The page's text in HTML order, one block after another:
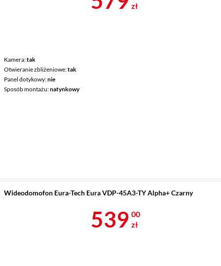
Kamera tak
Otwieranie zbliżeniowe tak
Panel dotykowy nie
Sposób montażu natynkowy
zł
Wideodomofon Eura-Tech Eura VDP-45A3-TY Alpha+ Czarny
Cena 539 zł
539 00
zł